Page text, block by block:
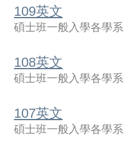
109英文
碩士班一般入學各學系
108英文
碩士班一般入學各學系
107英文
碩士班一般入學各學系